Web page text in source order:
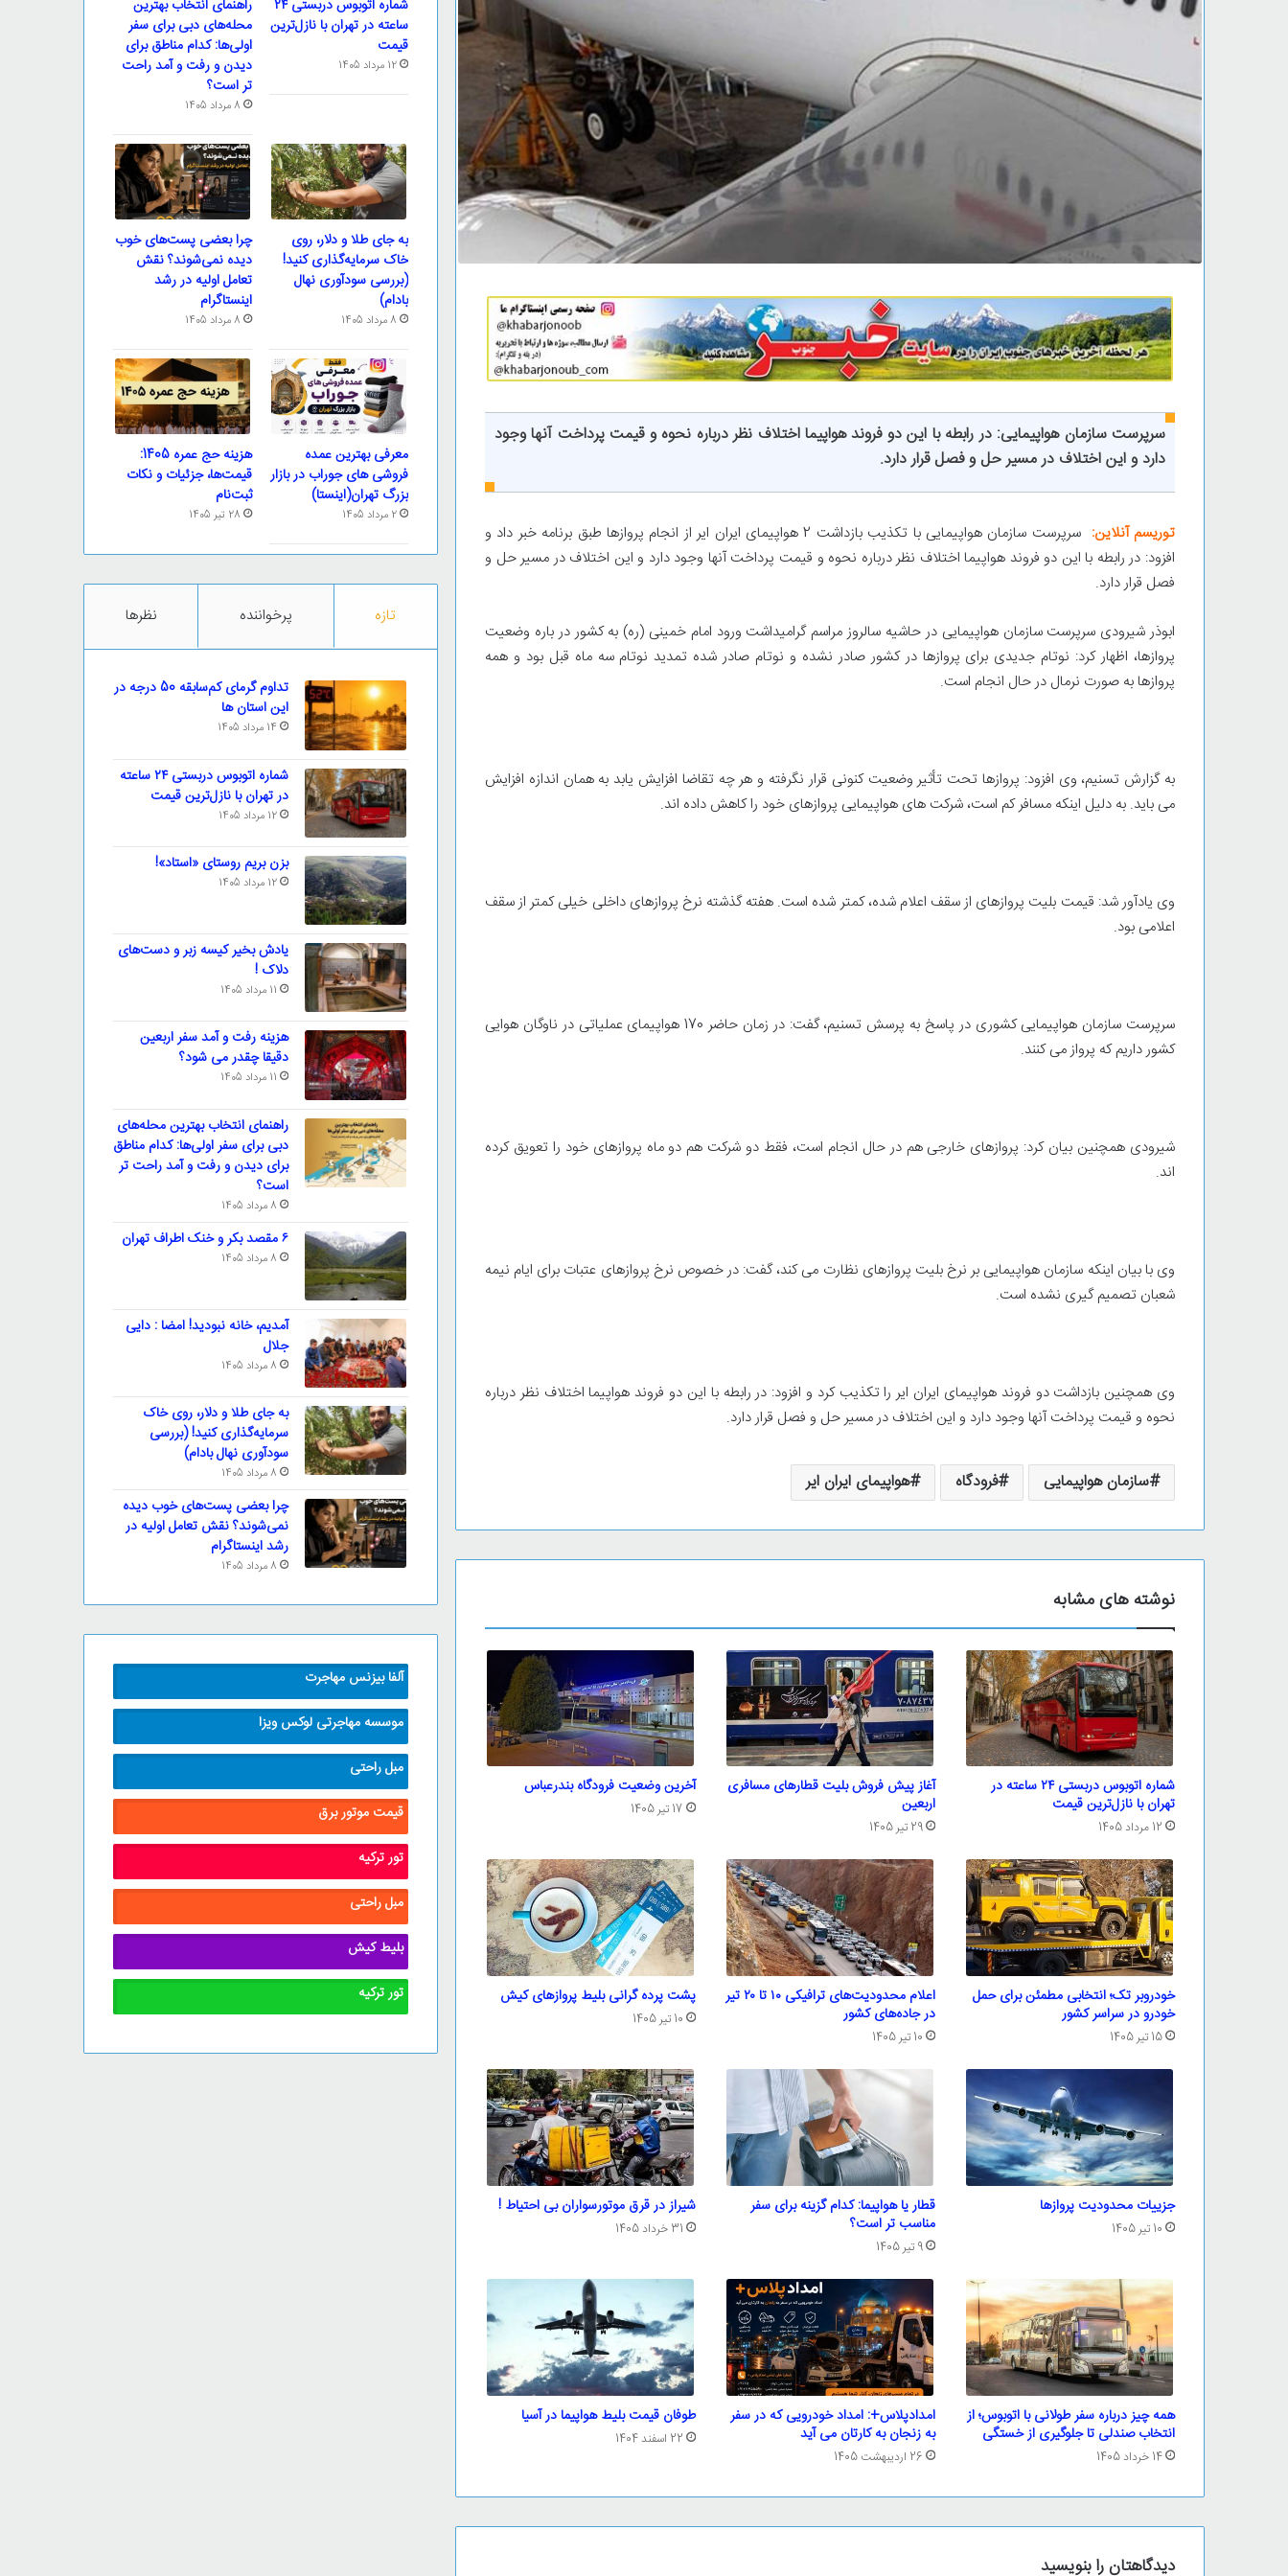
سرپرست سازمان هواپیمایی: در رابطه با این دو فروند هواپیما اختلاف نظر درباره نحوه و قیمت پرداخت آنها وجود
دارد و این اختلاف در مسیر حل و فصل قرار دارد.
توریسم آنلاین:
سرپرست سازمان هواپیمایی با تکذیب بازداشت 2 هواپیمای ایران ایر از انجام پروازها طبق برنامه خبر داد و
افزود: در رابطه با این دو فروند هواپیما اختلاف نظر درباره نحوه و قیمت پرداخت آنها وجود دارد و این اختلاف در مسیر حل و
فصل قرار دارد.
ابوذر شیرودی سرپرست سازمان هواپیمایی در حاشیه سالروز مراسم گرامیداشت ورود امام خمینی (ره) به کشور در باره وضعیت
پروازها، اظهار کرد: نوتام جدیدی برای پروازها در کشور صادر نشده و نوتام صادر شده تمدید نوتام سه ماه قبل بود و همه
پروازها به صورت نرمال در حال انجام است.
به گزارش تسنیم، وی افزود: پروازها تحت تأثیر وضعیت کنونی قرار نگرفته و هر چه تقاضا افزایش یابد به همان اندازه افزایش
می باید. به دلیل اینکه مسافر کم است، شرکت های هواپیمایی پروازهای خود را کاهش داده اند.
وی یادآور شد: قیمت بلیت پروازهای از سقف اعلام شده، کمتر شده است. هفته گذشته نرخ پروازهای داخلی خیلی کمتر از سقف
اعلامی بود.
سرپرست سازمان هواپیمایی کشوری در پاسخ به پرسش تسنیم، گفت: در زمان حاضر 170 هواپیمای عملیاتی در ناوگان هوایی
کشور داریم که پرواز می کنند.
شیرودی همچنین بیان کرد: پروازهای خارجی هم در حال انجام است، فقط دو شرکت هم دو ماه پروازهای خود را تعویق کرده
اند.
وی با بیان اینکه سازمان هواپیمایی بر نرخ بلیت پروازهای نظارت می کند، گفت: در خصوص نرخ پروازهای عتبات برای ایام نیمه
شعبان تصمیم گیری نشده است.
وی همچنین بازداشت دو فروند هواپیمای ایران ایر را تکذیب کرد و افزود: در رابطه با این دو فروند هواپیما اختلاف نظر درباره
نحوه و قیمت پرداخت آنها وجود دارد و این اختلاف در مسیر حل و فصل قرار دارد.
سازمان هواپیمایی فرودگاه هواپیمای ایران ایر
نوشته های مشابه
شماره اتوبوس دربستی ۲۴ ساعته در
تهران با نازل‌ترین قیمت
12 مرداد 1405
آغاز پیش فروش بلیت قطار‌های مسافری
اربعین
29 تیر 1405
آخرین وضعیت فرودگاه بندرعباس
17 تیر 1405
خودروبر تک؛ انتخابی مطمئن برای حمل
خودرو در سراسر کشور
15 تیر 1405
اعلام محدودیت‌های ترافیکی ۱۰ تا ۲۰ تیر
در جاده‌های کشور
10 تیر 1405
پشت پرده گرانی بلیط پروازهای کیش
10 تیر 1405
جزییات محدودیت پروازها
10 تیر 1405
قطار یا هواپیما: کدام گزینه برای سفر
مناسب تر است؟
9 تیر 1405
شیراز در قرق موتورسواران بی احتیاط !
31 خرداد 1405
همه چیز درباره سفر طولانی با اتوبوس؛ از
انتخاب صندلی تا جلوگیری از خستگی
14 خرداد 1405
امدادپلاس+: امداد خودرویی که در سفر
به زنجان به کارتان می آید
26 اردیبهشت 1405
طوفان قیمت بلیط هواپیما در آسیا
22 اسفند 1404
دیدگاهتان را بنویسید
شماره اتوبوس دربستی ۲۴
ساعته در تهران با نازل‌ترین
قیمت
12 مرداد 1405
راهنمای انتخاب بهترین
محله‌های دبی برای سفر
اولی‌ها: کدام مناطق برای
دیدن و رفت و آمد راحت
تر است؟
8 مرداد 1405
به جای طلا و دلار، روی
خاک سرمایه‌گذاری کنید!
(بررسی سودآوری نهال
بادام)
8 مرداد 1405
چرا بعضی پست‌های خوب
دیده نمی‌شوند؟ نقش
تعامل اولیه در رشد
اینستاگرام
8 مرداد 1405
معرفی بهترین عمده
فروشی های جوراب در بازار
بزرگ تهران(اینستا)
2 مرداد 1405
هزینه حج عمره 1405:
قیمت‌ها، جزئیات و نکات
ثبت‌نام
28 تیر 1405
تازه پرخواننده نظرها
تداوم گرمای کم‌سابقه 50 درجه در
این استان ها
14 مرداد 1405
شماره اتوبوس دربستی ۲۴ ساعته
در تهران با نازل‌ترین قیمت
12 مرداد 1405
بزن بریم روستای «استاد»!
12 مرداد 1405
یادش بخیر کیسه‌ زبر و دست‌های
دلاک !
11 مرداد 1405
هزینه رفت و آمد سفر اربعین
دقیقا چقدر می شود؟
11 مرداد 1405
راهنمای انتخاب بهترین محله‌های
دبی برای سفر اولی‌ها: کدام مناطق
برای دیدن و رفت و آمد راحت تر
است؟
8 مرداد 1405
۶ مقصد بکر و خنک اطراف تهران
8 مرداد 1405
آمدیم، خانه نبودید! امضا : دایی
جلال
8 مرداد 1405
به جای طلا و دلار، روی خاک
سرمایه‌گذاری کنید! (بررسی
سودآوری نهال بادام)
8 مرداد 1405
چرا بعضی پست‌های خوب دیده
نمی‌شوند؟ نقش تعامل اولیه در
رشد اینستاگرام
8 مرداد 1405
آلفا بیزنس مهاجرت
موسسه مهاجرتی لوکس ویزا
مبل راحتی
قیمت موتور برق
تور ترکیه
مبل راحتی
بلیط کیش
تور ترکیه